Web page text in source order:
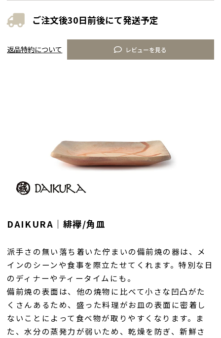
ご注文後30日前後にて発送予定
レビューを見る
返品特約について
DAIKURA｜緋襷/角皿
派手さの無い落ち着いた佇まいの備前焼の器は、メ
インのシーンや食事を際立たせてくれます。特別な日
のディナーやティータイムにも。
備前焼の表面は、他の焼物に比べて小さな凹凸がた
くさんあるため、盛った料理がお皿の表面に密着し
ないことによって食べ物が取りやすくなります。ま
た、水分の蒸発力が弱いため、乾燥を防ぎ、新鮮さ